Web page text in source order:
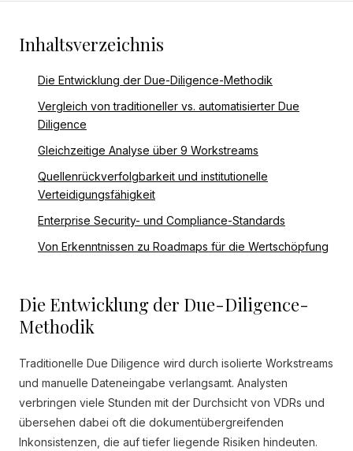
Inhaltsverzeichnis
Die Entwicklung der Due-Diligence-Methodik
Vergleich von traditioneller vs. automatisierter Due
Diligence
Gleichzeitige Analyse über 9 Workstreams
Quellenrückverfolgbarkeit und institutionelle
Verteidigungsfähigkeit
Enterprise Security- und Compliance-Standards
Von Erkenntnissen zu Roadmaps für die Wertschöpfung
Die Entwicklung der Due-Diligence-
Methodik
Traditionelle Due Diligence wird durch isolierte Workstreams
und manuelle Dateneingabe verlangsamt. Analysten
verbringen viele Stunden mit der Durchsicht von VDRs und
übersehen dabei oft die dokumentübergreifenden
Inkonsistenzen, die auf tiefer liegende Risiken hindeuten.